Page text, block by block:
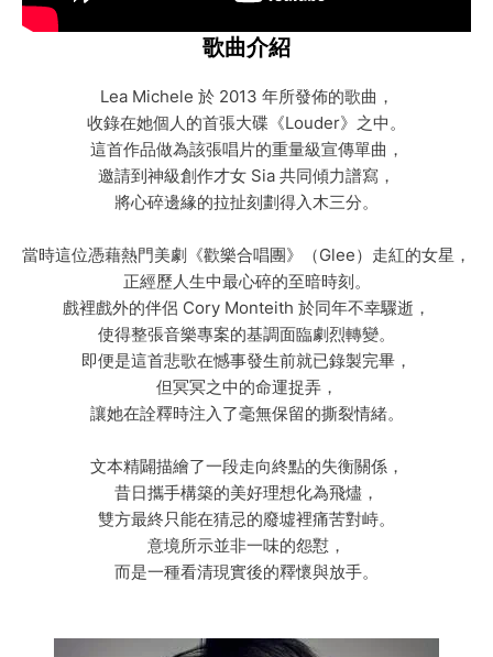
歌曲介紹
Lea Michele 於 2013 年所發佈的歌曲，
收錄在她個人的首張大碟《Louder》之中。
這首作品做為該張唱片的重量級宣傳單曲，
邀請到神級創作才女 Sia 共同傾力譜寫，
將心碎邊緣的拉扯刻劃得入木三分。
當時這位憑藉熱門美劇《歡樂合唱團》（Glee）走紅的女星，
正經歷人生中最心碎的至暗時刻。
戲裡戲外的伴侶 Cory Monteith 於同年不幸驟逝，
使得整張音樂專案的基調面臨劇烈轉變。
即便是這首悲歌在憾事發生前就已錄製完畢，
但冥冥之中的命運捉弄，
讓她在詮釋時注入了毫無保留的撕裂情緒。
文本精闢描繪了一段走向終點的失衡關係，
昔日攜手構築的美好理想化為飛燼，
雙方最終只能在猜忌的廢墟裡痛苦對峙。
意境所示並非一味的怨懟，
而是一種看清現實後的釋懷與放手。